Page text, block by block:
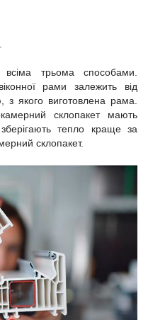
трьома способами.
рами залежить від
з якого виготовлена ​​рама.
склопакет мають
тепло краще за
склопакет.